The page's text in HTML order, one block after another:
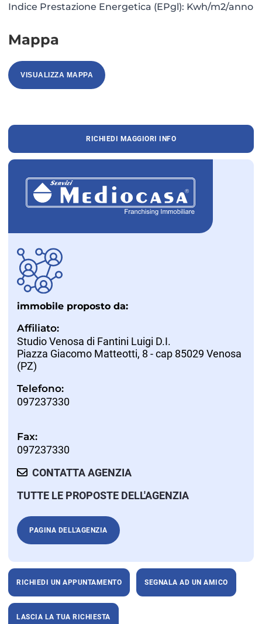
Indice Prestazione Energetica (EPgl): Kwh/m2/anno
Mappa
VISUALIZZA MAPPA
RICHIEDI MAGGIORI INFO
immobile proposto da:
Affiliato:
Studio Venosa di Fantini Luigi D.I.
Piazza Giacomo Matteotti, 8 - cap 85029 Venosa
(PZ)
Telefono:
097237330
Fax:
097237330
CONTATTA AGENZIA
TUTTE LE PROPOSTE DELL'AGENZIA
PAGINA DELL'AGENZIA
RICHIEDI UN APPUNTAMENTO SEGNALA AD UN AMICO
LASCIA LA TUA RICHIESTA